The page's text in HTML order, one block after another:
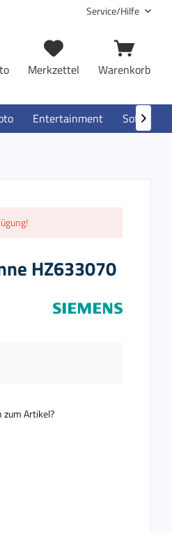
Service/Hilfe
Warenkorb
Merkzettel
Entertainment Software

HZ633070
zum Artikel?